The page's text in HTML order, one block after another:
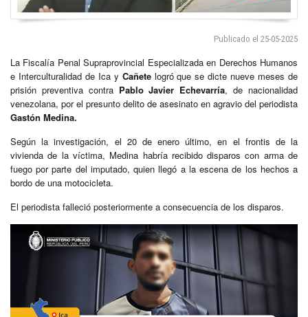
Publicado el 25-05-2025
La Fiscalía Penal Supraprovincial Especializada en Derechos Humanos
e Interculturalidad de Ica y Cañetelogró que se dicte nueve meses de
prisión preventiva contra Pablo Javier Echevarría, de nacionalidad
venezolana, por el presunto delito de asesinato en agravio del periodista
Gastón Medina.
Según la investigación, el 20 de enero último, en el frontis de la
vivienda de la víctima, Medina habría recibido disparos con arma de
fuego por parte del imputado, quien llegó a la escena de los hechos a
bordo de una motocicleta.
El periodista falleció posteriormente a consecuencia de los disparos.